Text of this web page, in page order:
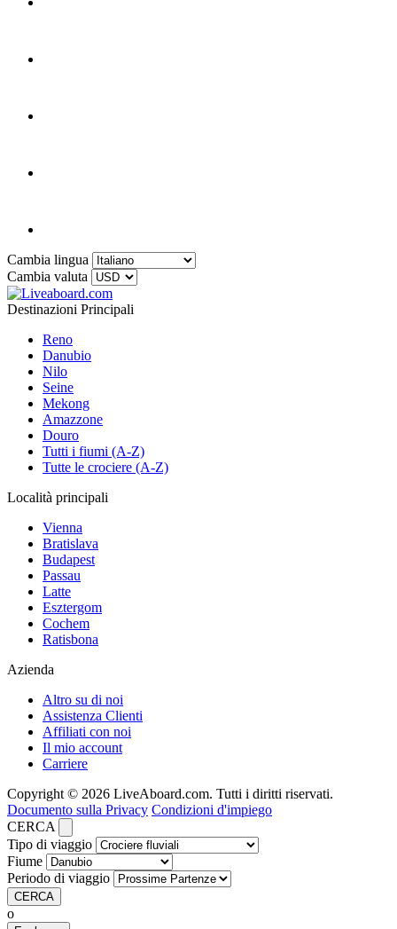
Cambia lingua
Cambia valuta
Destinazioni Principali
Reno
Danubio
Nilo
Seine
Mekong
Amazzone
Douro
Tutti i fiumi (A-Z)
Tutte le crociere (A-Z)
Località principali
Vienna
Bratislava
Budapest
Passau
Latte
Esztergom
Cochem
Ratisbona
Azienda
Altro su di noi
Assistenza Clienti
Affiliati con noi
Il mio account
Carriere
Copyright © 2026 LiveAboard.com. Tutti i diritti riservati.
Documento sulla Privacy Condizioni d'impiego
CERCA
Tipo di viaggio
Fiume
Periodo di viaggio
CERCA
o